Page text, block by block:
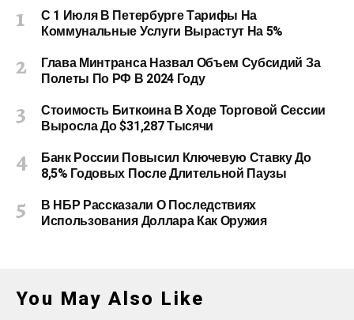
С 1 Июля В Петербурге Тарифы На
Коммунальные Услуги Вырастут На 5%
Глава Минтранса Назвал Объем Субсидий За
Полеты По РФ В 2024 Году
Стоимость Биткоина В Ходе Торговой Сессии
Выросла До $31,287 Тысячи
Банк России Повысил Ключевую Ставку До
8,5% Годовых После Длительной Паузы
В НБР Рассказали О Последствиях
Использования Доллара Как Оружия
You May Also Like